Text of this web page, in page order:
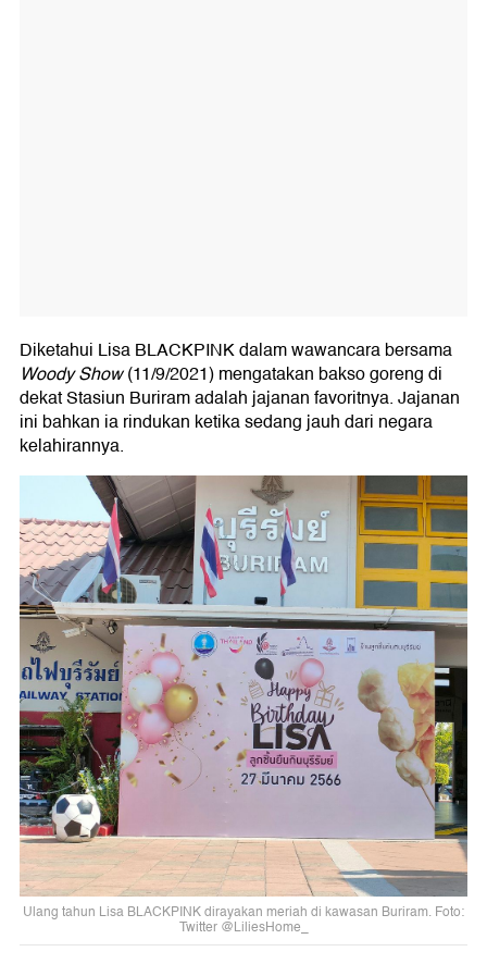
Diketahui Lisa BLACKPINK dalam wawancara bersama
Woody Show(11/9/2021) mengatakan bakso goreng di
dekat Stasiun Buriram adalah jajanan favoritnya. Jajanan
ini bahkan ia rindukan ketika sedang jauh dari negara
kelahirannya.
Ulang tahun Lisa BLACKPINK dirayakan meriah di kawasan Buriram. Foto:
Twitter @LiliesHome_